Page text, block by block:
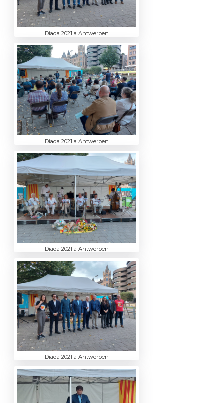
Diada 2021 a Antwerpen
Diada 2021 a Antwerpen
Diada 2021 a Antwerpen
Diada 2021 a Antwerpen